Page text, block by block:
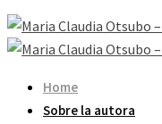
Home
Sobre la autora